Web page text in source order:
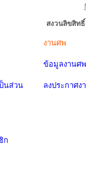
สงวนลิขสิท
นส่วน
ก
งานศพ
ข้อมูลงานศพ
ลงประกาศง